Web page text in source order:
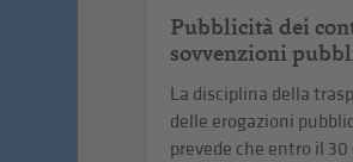
Pubblicità dei
sovvenzioni
La disciplina della
delle erogazioni
prevede che entro il